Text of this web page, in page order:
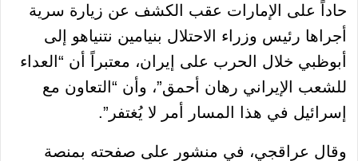
حاداً على الإمارات عقب الكشف عن زيارة سرية
أجراها رئيس وزراء الاحتلال بنيامين نتنياهو إلى
أبوظبي خلال الحرب على إيران، معتبراً أن “العداء
للشعب الإيراني رهان أحمق”، وأن “التعاون مع
إسرائيل في هذا المسار أمر لا يُغتفر”.
وقال عراقجي، في منشور على صفحته بمنصة